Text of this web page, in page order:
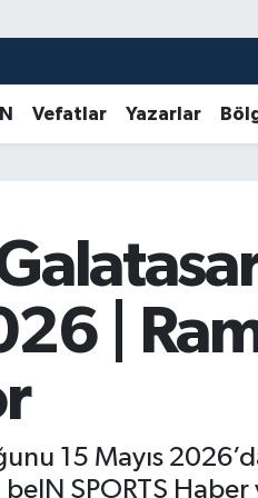
Vefatlar Yazarlar
|
15 Mayıs
SPORTS Haber